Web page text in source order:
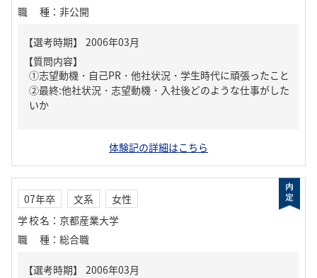
職種 ： 非公開
【質問内容】
①志望動機・自己PR・他社状況・学生時代に頑張ったこと
②最終:他社状況・志望動機・入社後どのような仕事がした
いか
体験記の詳細はこちら
07年卒 文系
女性
学校名 ： 京都産業大学
職種 ： 総合職